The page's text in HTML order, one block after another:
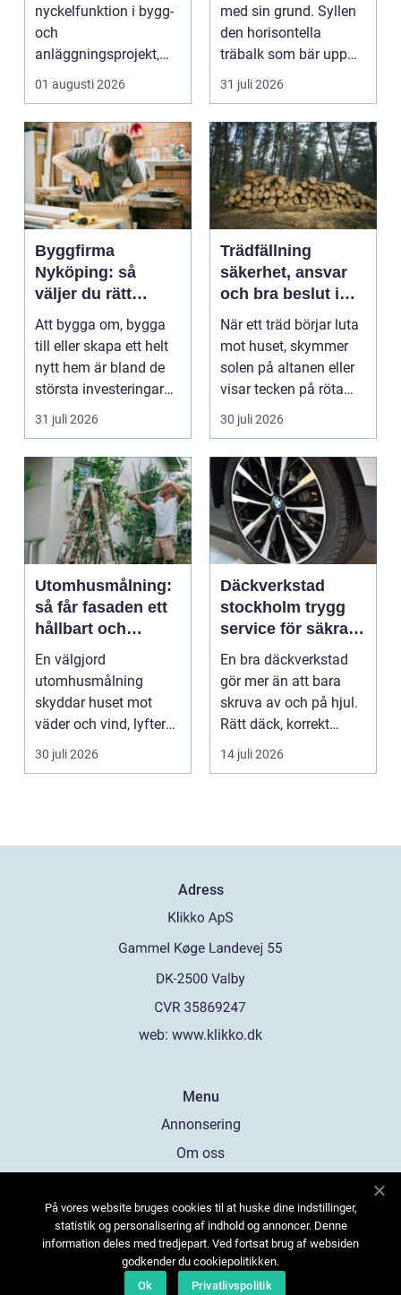
nyckelfunktion i bygg-
och
anläggningsprojekt,
med ansvar för att
01 augusti 2026
med sin grund. Syllen
den horisontella
träbalk som bär upp
väggarna mot pla...
31 juli 2026
Byggfirma
Nyköping: så
väljer du rätt
partner för ditt
projekt
Att bygga om, bygga
till eller skapa ett helt
nytt hem är bland de
största investeringar
m...
31 juli 2026
Trädfällning
säkerhet, ansvar
och bra beslut i
trädgården
När ett träd börjar luta
mot huset, skymmer
solen på altanen eller
visar tecken på röta
uppstår ofta...
30 juli 2026
Utomhusmålning:
så får fasaden ett
hållbart och
vackert resultat
En välgjord
utomhusmålning
skyddar huset mot
väder och vind, lyfter
helhetsintrycket...
30 juli 2026
Däckverkstad
stockholm trygg
service för säkra
mil året runt
En bra däckverkstad
gör mer än att bara
skruva av och på hjul.
Rätt däck, korrekt
montering och rege...
14 juli 2026
Adress
web: www.klikko.dk
Menu
Annonsering
Om oss
Kontakta oss
Sitemap
På vores website bruges cookies til at huske dine indstillinger,
statistik og personalisering af indhold og annoncer. Denne
information deles med tredjepart. Ved fortsat brug af websiden
godkender du cookiepolitikken.
Ok
Privatlivspolitik